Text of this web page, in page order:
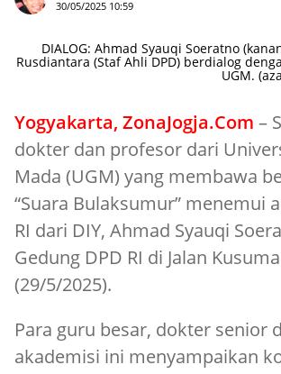
30/05/2025 10:59
DIALOG: Ahmad Syauqi Soeratno
Rusdiantara (Staf Ahli DPD) berdialog
UGM.
Yogyakarta, ZonaJogja.Com –
dokter dan profesor dari
Mada (UGM) yang membawa
“Suara Bulaksumur” menemui
RI dari DIY, Ahmad Syauqi
Gedung DPD RI di Jalan
(29/5/2025).
Para guru besar, dokter senior
akademisi ini menyampaikan